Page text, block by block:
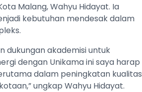
Malang, Wahyu Hidayat. Ia
kebutuhan mendesak dalam
dukungan akademisi untuk
dengan Unikama ini saya harap
dalam peningkatan kualitas
ungkap Wahyu Hidayat.